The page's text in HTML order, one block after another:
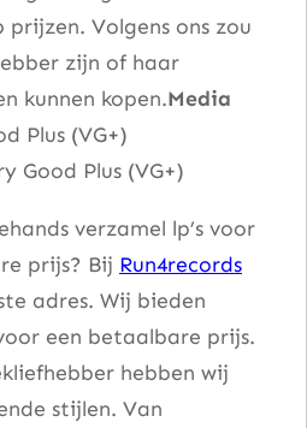
Volgens ons zou
zijn of haar
kunnen kopen.Media
Plus (VG+)
Good Plus (VG+)
verzamel lp’s voor
prijs? Bij Run4records
adres. Wij bieden
een betaalbare prijs.
hebben wij
stijlen. Van